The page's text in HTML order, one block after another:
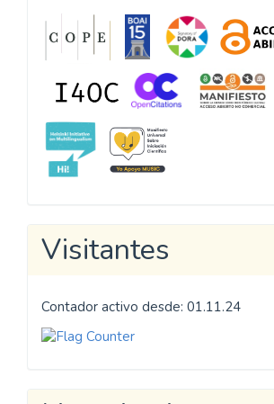
Visitantes
Contador activo desde: 01.11.24